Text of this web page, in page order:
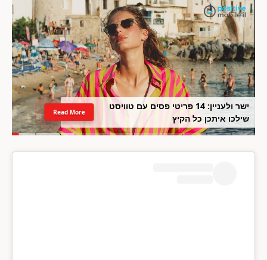
ישר ולעניין: 14 פריטי פסים עם טוויסט
שילכו איתכן כל הקיץ
Read More